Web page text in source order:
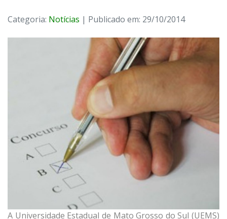
Categoria: Notícias | Publicado em: 29/10/2014
A Universidade Estadual de Mato Grosso do Sul (UEMS)